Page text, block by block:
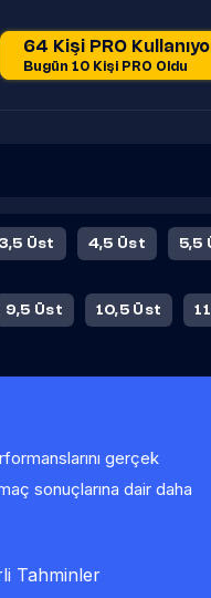
64 Kişi PRO
Bugün 10 Kişi PRO Oldu
3,5 Üst 4,5 Üst 5,5
9,5 Üst 10,5 Üst
gerçek
sonuçlarına dair daha
Tahminler